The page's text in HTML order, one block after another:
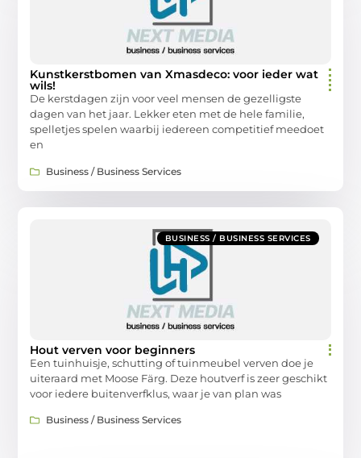
Kunstkerstbomen van Xmasdeco: voor ieder wat
wils!
De kerstdagen zijn voor veel mensen de gezelligste
dagen van het jaar. Lekker eten met de hele familie,
spelletjes spelen waarbij iedereen competitief meedoet
en
Business / Business Services
BUSINESS / BUSINESS SERVICES
Hout verven voor beginners
Een tuinhuisje, schutting of tuinmeubel verven doe je
uiteraard met Moose Färg. Deze houtverf is zeer geschikt
voor iedere buitenverfklus, waar je van plan was
Business / Business Services